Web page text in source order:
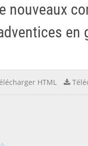
nouveaux
en
HTML